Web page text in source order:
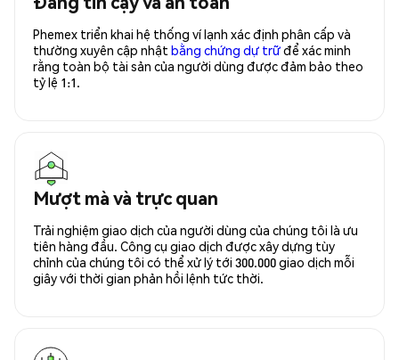
Phemex triển khai hệ thống ví lạnh xác định phân cấp và
thường xuyên cập nhật bằng chứng dự trữđể xác minh
rằng toàn bộ tài sản của người dùng được đảm bảo theo
tỷ lệ 1:1.
Mượt mà và trực quan
Trải nghiệm giao dịch của người dùng của chúng tôi là ưu
tiên hàng đầu. Công cụ giao dịch được xây dựng tùy
chỉnh của chúng tôi có thể xử lý tới 300.000 giao dịch mỗi
giây với thời gian phản hồi lệnh tức thời.